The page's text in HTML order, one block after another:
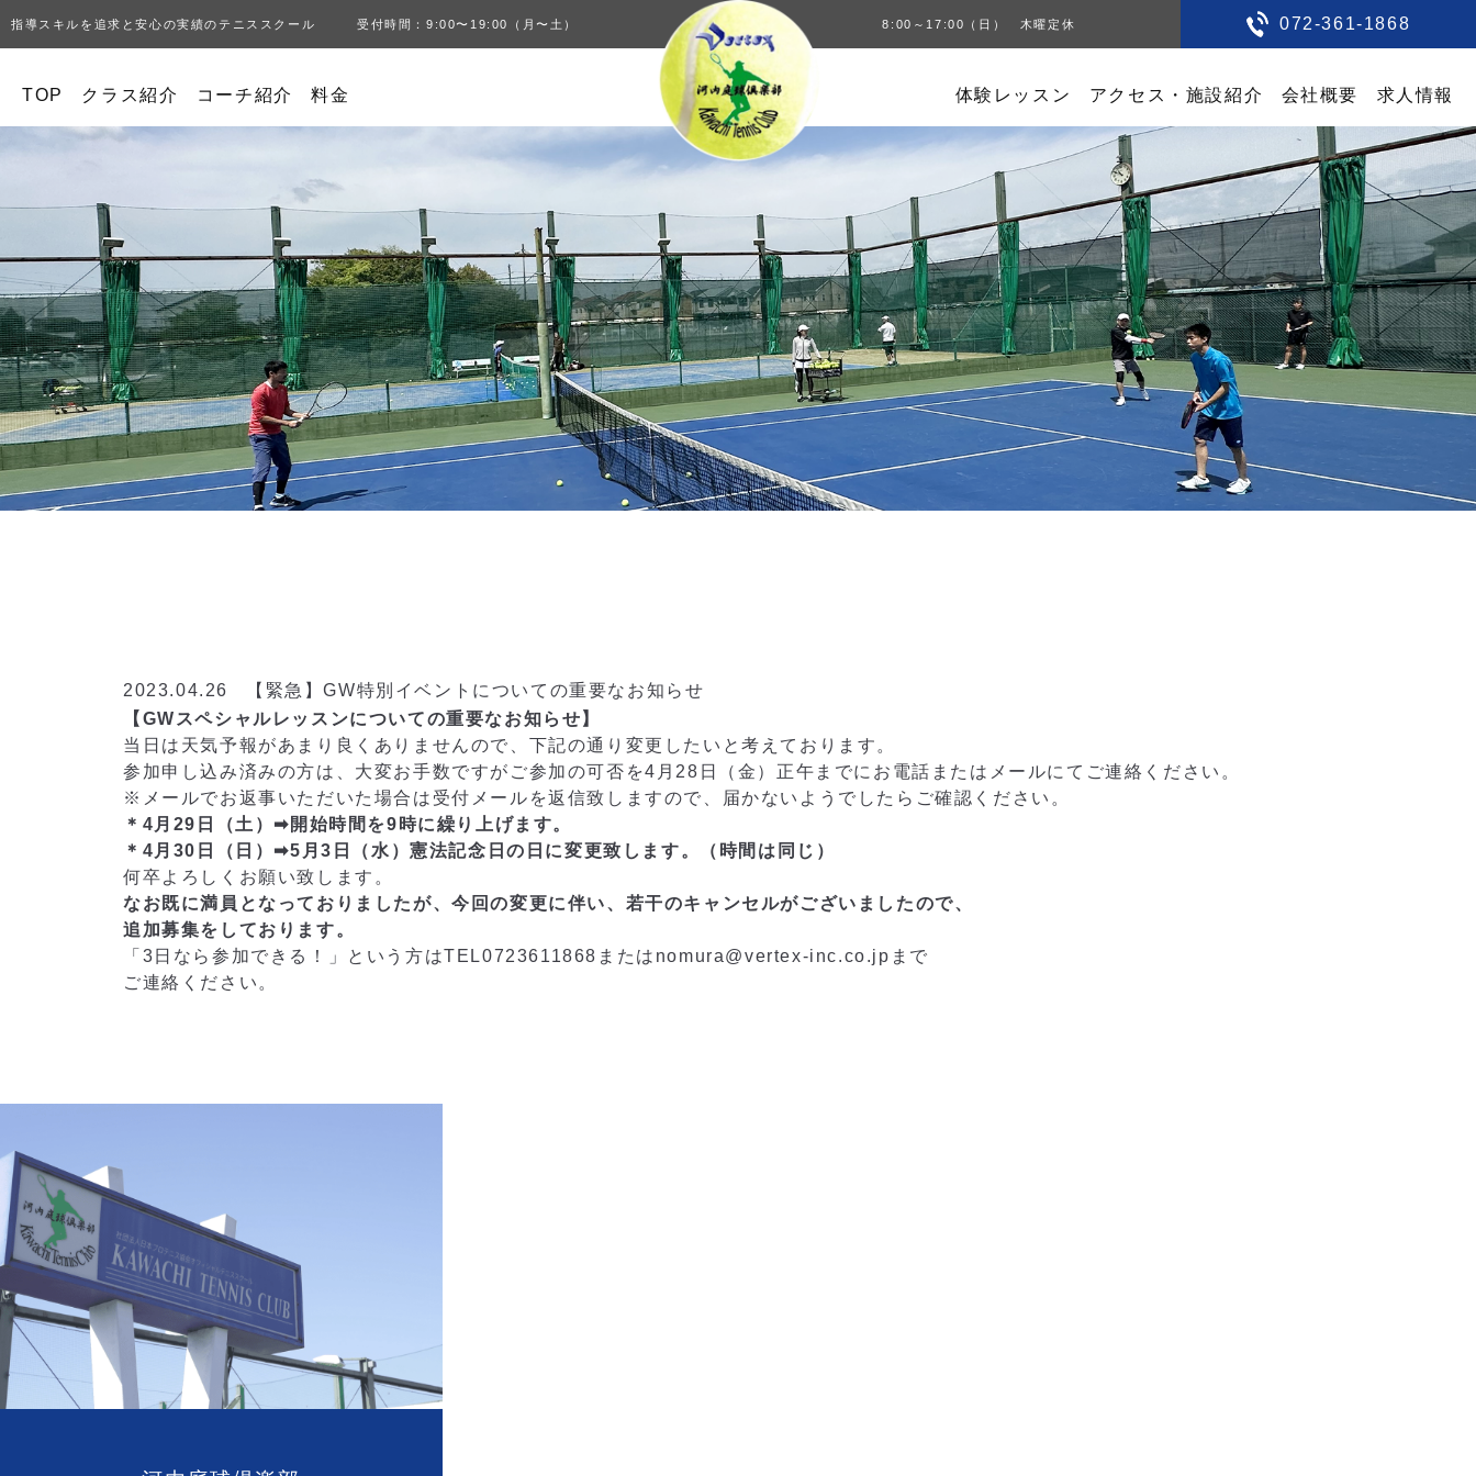
指導スキルを追求と安心の実績のテニススクール 受付時間：9:00〜19:00（月〜土） 8:00～17:00（日） 木曜定休 072-361-1868
TOP クラス紹介 コーチ紹介 料金 体験レッスン アクセス・施設紹介 会社概要 求人情報
2023.04.26
【緊急】GW特別イベントについての重要なお知らせ
【GWスペシャルレッスンについての重要なお知らせ】
当日は天気予報があまり良くありませんので、下記の通り変更したいと考えております。
参加申し込み済みの方は、大変お手数ですがご参加の可否を4月28日（金）正午までにお電話またはメールにてご連絡ください。
※メールでお返事いただいた場合は受付メールを返信致しますので、届かないようでしたらご確認ください。
＊4月29日（土）➡開始時間を9時に繰り上げます。
＊4月30日（日）➡5月3日（水）憲法記念日の日に変更致します。（時間は同じ）
何卒よろしくお願い致します。
なお既に満員となっておりましたが、今回の変更に伴い、若干のキャンセルがございましたので、
追加募集をしております。
「3日なら参加できる！」という方はTEL0723611868またはnomura@vertex-inc.co.jpまで
ご連絡ください。